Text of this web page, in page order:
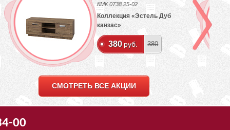
КМК 0738.25-02
Коллекция «Эстель Дуб
канзас»
380 руб. 380
СМОТРЕТЬ ВСЕ АКЦИИ
00